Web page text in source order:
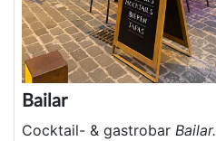
Bailar
Cocktail- & gastrobar Bailar.